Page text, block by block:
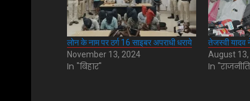
लोन के नाम पर ठर्ग 16 साइबर अपराधी धराये
November 13, 2024
In "बिहार"
तेजस्वी यादव
August
In